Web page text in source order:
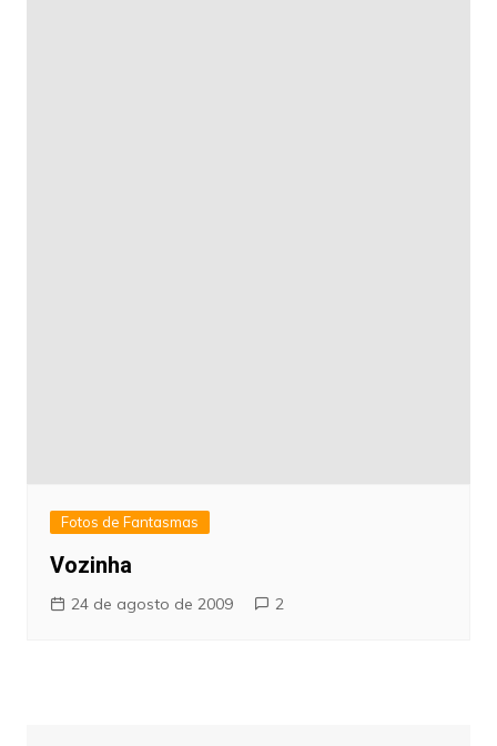
Fotos de Fantasmas
Vozinha
24 de agosto de 2009 2